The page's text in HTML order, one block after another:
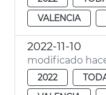
VALENCIA
2022-11-10
modificado
2022